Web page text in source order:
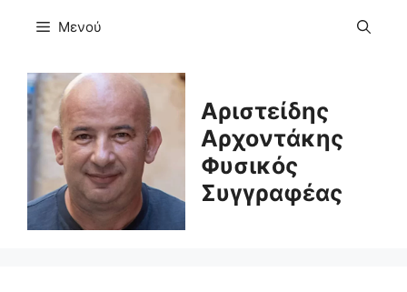
Μενού
Αριστείδης
Αρχοντάκης
Φυσικός
Συγγραφέας